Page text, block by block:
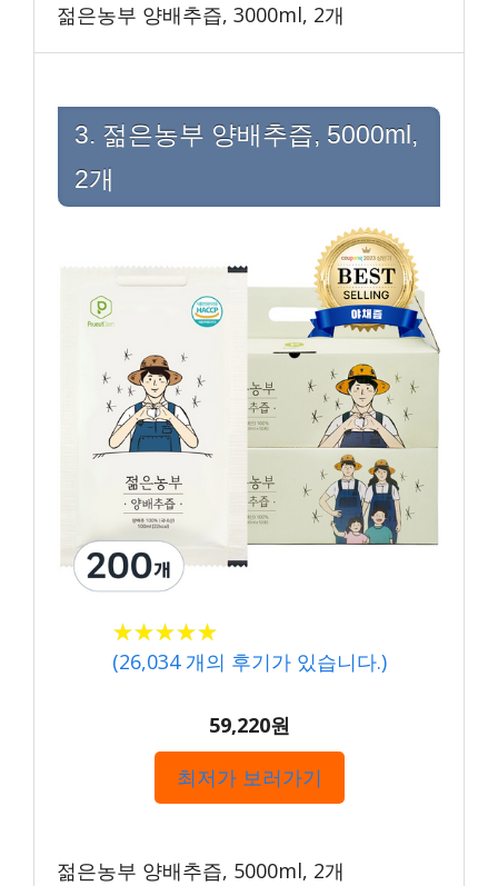
젊은농부 양배추즙, 3000ml, 2개
3. 젊은농부 양배추즙, 5000ml,
2개
★★★★★
★★★★★
(26,034개의 후기가 있습니다.)
59,220원
최저가 보러가기
젊은농부 양배추즙, 5000ml, 2개